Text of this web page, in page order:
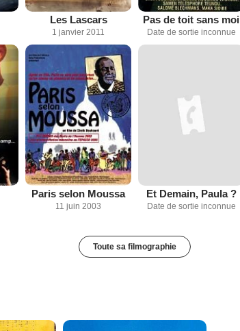
Les Lascars
1 janvier 2011
Pas de toit sans moi
Date de sortie inconnue
Paris selon Moussa
11 juin 2003
Et Demain, Paula ?
Date de sortie inconnue
Toute sa filmographie